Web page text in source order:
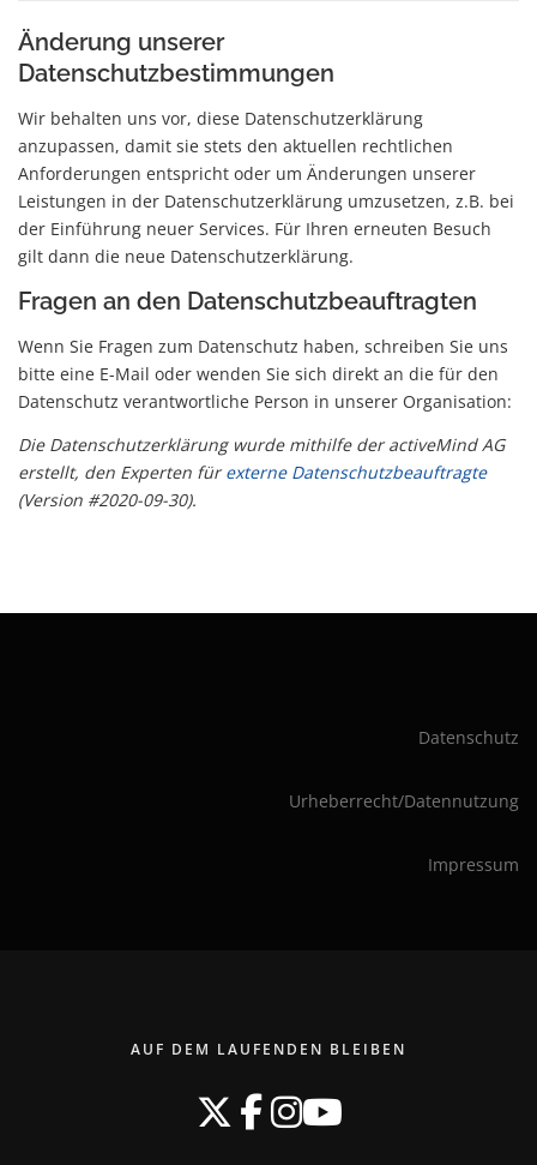
Änderung unserer
Datenschutzbestimmungen
Wir behalten uns vor, diese Datenschutzerklärung
anzupassen, damit sie stets den aktuellen rechtlichen
Anforderungen entspricht oder um Änderungen unserer
Leistungen in der Datenschutzerklärung umzusetzen, z.B. bei
der Einführung neuer Services. Für Ihren erneuten Besuch
gilt dann die neue Datenschutzerklärung.
Fragen an den Datenschutzbeauftragten
Wenn Sie Fragen zum Datenschutz haben, schreiben Sie uns
bitte eine E-Mail oder wenden Sie sich direkt an die für den
Datenschutz verantwortliche Person in unserer Organisation:
Die Datenschutzerklärung wurde mithilfe der activeMind AG
erstellt, den Experten fürexterne Datenschutzbeauftragte
(Version #2020-09-30).
Datenschutz
Urheberrecht/Datennutzung
Impressum
AUF DEM LAUFENDEN BLEIBEN